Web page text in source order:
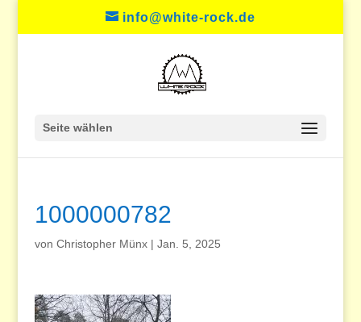
info@white-rock.de
Seite wählen
1000000782
von Christopher Münx| Jan. 5, 2025